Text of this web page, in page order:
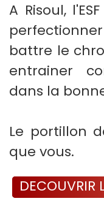
A Risoul,
battre le
entrainer
dans la
​Le portillon
que vous.
DECOUVRIR